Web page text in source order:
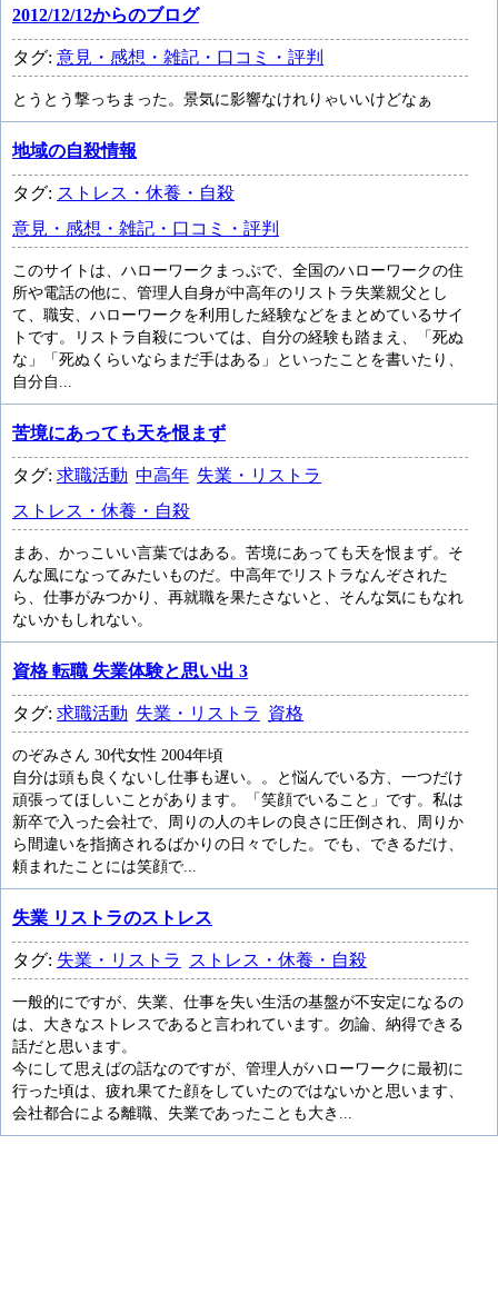
2012/12/12からのブログ
タグ: 意見・感想・雑記・口コミ・評判
とうとう撃っちまった。景気に影響なけれりゃいいけどなぁ
地域の自殺情報
タグ: ストレス・休養・自殺
意見・感想・雑記・口コミ・評判
このサイトは、ハローワークまっぷで、全国のハローワークの住
所や電話の他に、管理人自身が中高年のリストラ失業親父とし
て、職安、ハローワークを利用した経験などをまとめているサイ
トです。リストラ自殺については、自分の経験も踏まえ、「死ぬ
な」「死ぬくらいならまだ手はある」といったことを書いたり、
自分自...
苦境にあっても天を恨まず
タグ: 求職活動 中高年 失業・リストラ
ストレス・休養・自殺
まあ、かっこいい言葉ではある。苦境にあっても天を恨まず。そ
んな風になってみたいものだ。中高年でリストラなんぞされた
ら、仕事がみつかり、再就職を果たさないと、そんな気にもなれ
ないかもしれない。
資格 転職 失業体験と思い出 3
タグ: 求職活動 失業・リストラ 資格
のぞみさん 30代女性 2004年頃
自分は頭も良くないし仕事も遅い。。と悩んでいる方、一つだけ
頑張ってほしいことがあります。「笑顔でいること」です。私は
新卒で入った会社で、周りの人のキレの良さに圧倒され、周りか
ら間違いを指摘されるばかりの日々でした。でも、できるだけ、
頼まれたことには笑顔で...
失業 リストラのストレス
タグ: 失業・リストラ ストレス・休養・自殺
一般的にですが、失業、仕事を失い生活の基盤が不安定になるの
は、大きなストレスであると言われています。勿論、納得できる
話だと思います。
今にして思えばの話なのですが、管理人がハローワークに最初に
行った頃は、疲れ果てた顔をしていたのではないかと思います、
会社都合による離職、失業であったことも大き...